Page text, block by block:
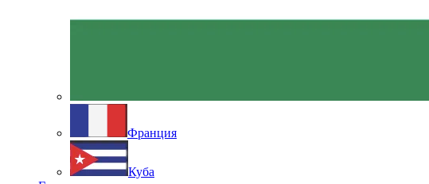
Франция
Куба